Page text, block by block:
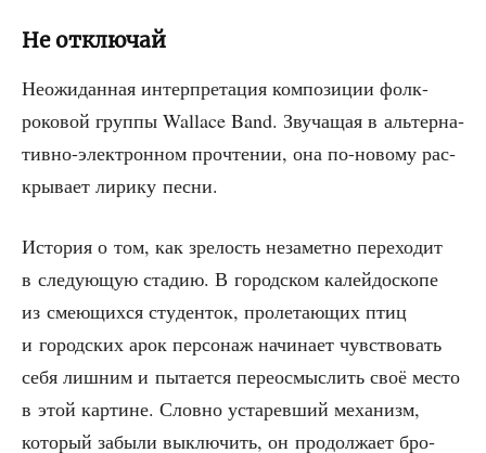
Не отключай
Неожи­дан­ная интер­пре­та­ция ком­по­зи­ции фолк-
роко­вой груп­пы Wallace Band. Зву­ча­щая в аль­тер­на­
тив­но-элек­трон­ном про­чте­нии, она по-ново­му рас­
кры­ва­ет лири­ку песни.
Исто­рия о том, как зре­лость неза­мет­но пере­хо­дит
в сле­ду­ю­щую ста­дию. В город­ском калей­до­ско­пе
из сме­ю­щих­ся сту­ден­ток, про­ле­та­ю­щих птиц
и город­ских арок пер­со­наж начи­на­ет чув­ство­вать
себя лиш­ним и пыта­ет­ся пере­осмыс­лить своё место
в этой кар­тине. Слов­но уста­рев­ший меха­низм,
кото­рый забы­ли выклю­чить, он про­дол­жа­ет бро­